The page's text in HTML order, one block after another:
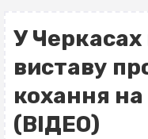
У
виставу
кохання
(ВІДЕО)